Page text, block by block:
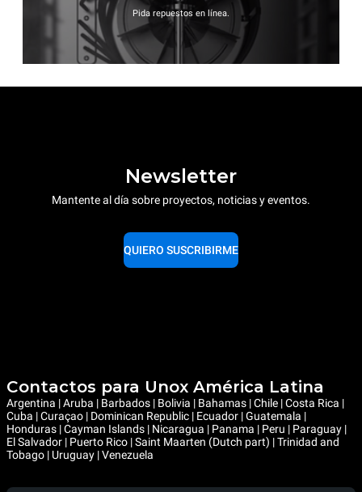
Pida repuestos en línea.
Newsletter
Mantente al día sobre proyectos, noticias y eventos.
QUIERO SUSCRIBIRME
Contactos para Unox América Latina
Argentina | Aruba | Barbados | Bolivia | Bahamas | Chile | Costa Rica |
Cuba | Curaçao | Dominican Republic | Ecuador | Guatemala |
Honduras | Cayman Islands | Nicaragua | Panama | Peru | Paraguay |
El Salvador | Puerto Rico | Saint Maarten (Dutch part) | Trinidad and
Tobago | Uruguay | Venezuela